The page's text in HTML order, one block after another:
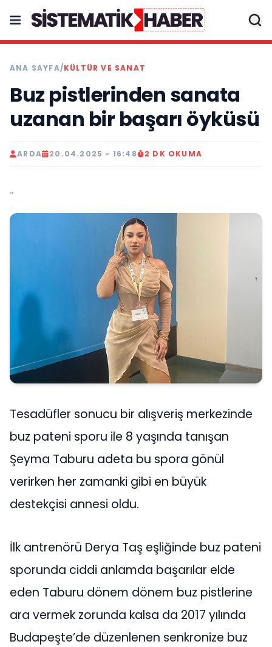
ANA SAYFA/KÜLTÜR VE SANAT
Buz pistlerinden sanata
uzanan bir başarı öyküsü
ARDA 20.04.2025 - 16:48 2 DK OKUMA
..
Tesadüfler sonucu bir alışveriş merkezinde
buz pateni sporu ile 8 yaşında tanışan
Şeyma Taburu adeta bu spora gönül
verirken her zamanki gibi en büyük
destekçisi annesi oldu.
İlk antrenörü Derya Taş eşliğinde buz pateni
sporunda ciddi anlamda başarılar elde
eden Taburu dönem dönem buz pistlerine
ara vermek zorunda kalsa da 2017 yılında
Budapeşte’de düzenlenen senkronize buz